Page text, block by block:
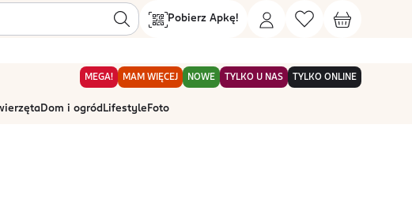
Pobierz Apkę!
MEGA! MAM WIĘCEJ NOWE TYLKO U NAS TYLKO ONLINE
Dom i ogród Lifestyle Foto